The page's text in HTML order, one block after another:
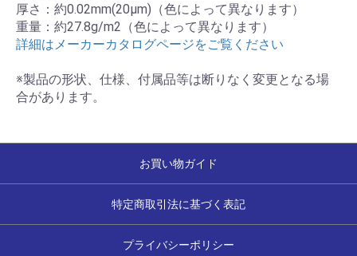
厚さ：約0.02mm(20μm)（色によって異なります）
重量：約27.8g/m2（色によって異なります）
詳細はメーカーカタログページをご覧ください
※製品の形状、仕様、付属品等は断りなく変更となる場
合があります。
お買い物ガイド
特定商取引法に基づく表記
プライバシーポリシー